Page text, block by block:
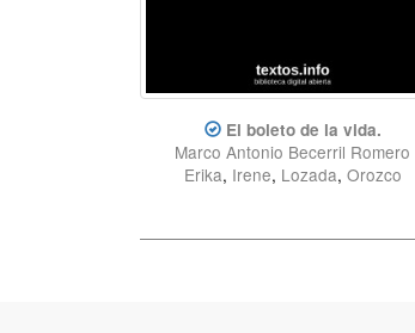
El boleto de la vida.
Marco Antonio Becerril Romero
Erika, Irene, Lozada, Orozco